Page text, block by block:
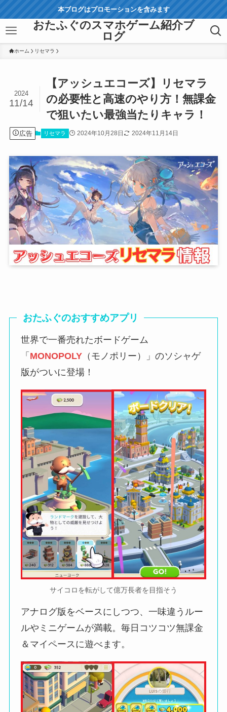
本ブログはプロモーションを含みます
おたふぐのスマホゲーム紹介ブ
ログ
ホーム リセマラ
【アッシュエコーズ】リセマラ
の必要性と高速のやり方！無課金
で狙いたい最強当たりキャラ！
2024
11/14
広告 リセマラ 2024年10月28日 2024年11月14日
おたふぐのおすすめアプリ
世界で一番売れたボードゲーム
「 MONOPOLY （モノポリー）」のソシャゲ
版がついに登場！
サイコロを転がして億万長者を目指そう
アナログ版をベースにしつつ、一味違うルー
ルやミニゲームが満載。毎日コツコツ無課金
＆マイペースに遊べます。